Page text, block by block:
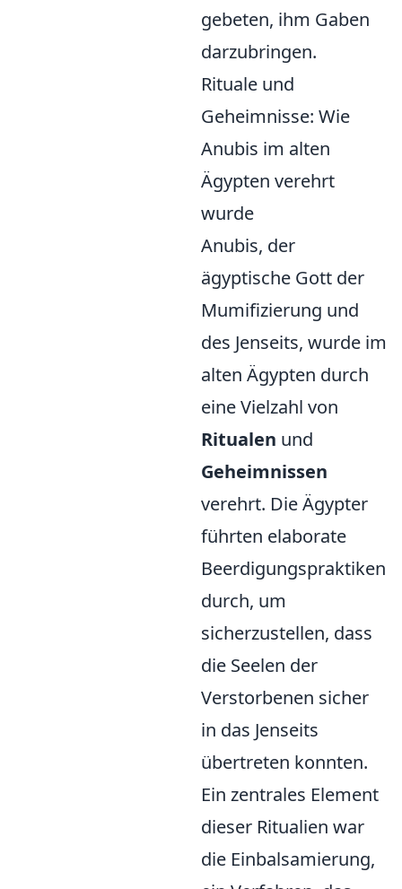
gebeten, ihm Gaben
darzubringen.
Rituale und
Geheimnisse: Wie
Anubis im alten
Ägypten verehrt
wurde
Anubis, der
ägyptische Gott der
Mumifizierung und
des Jenseits, wurde im
alten Ägypten durch
eine Vielzahl von
Ritualen und
Geheimnissen
verehrt. Die Ägypter
führten elaborate
Beerdigungspraktiken
durch, um
sicherzustellen, dass
die Seelen der
Verstorbenen sicher
in das Jenseits
übertreten konnten.
Ein zentrales Element
dieser Ritualien war
die Einbalsamierung,